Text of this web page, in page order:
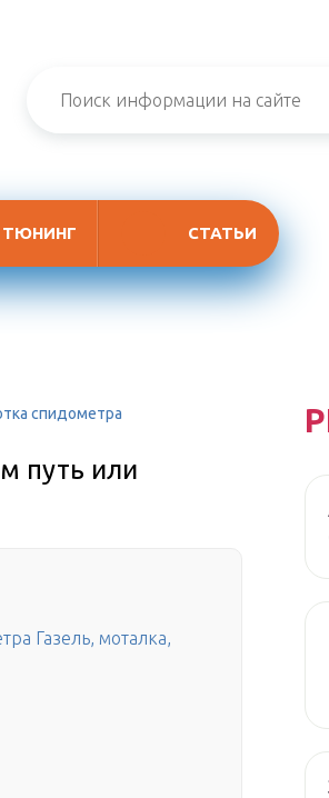
ТЮНИНГ СТАТЬИ
спидометра
путь или
Газель, моталка,